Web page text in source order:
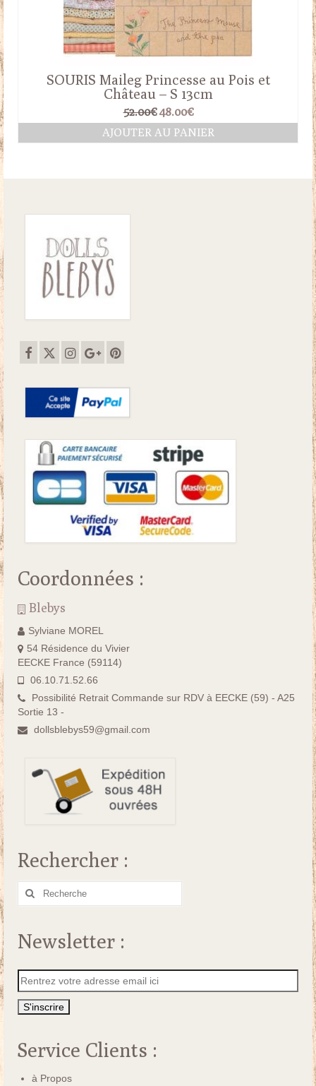
SOURIS Maileg Princesse au Pois et
Château – S 13cm
52.00€ Le
prix
initial
48.00€Le
prix
actuel
AJOUTER AU PANIER
Coordonnées :
Blebys
Sylviane MOREL
54 Résidence du Vivier
EECKE France (59114)
06.10.71.52.66
Possibilité Retrait Commande sur RDV à EECKE (59) - A25
Sortie 13 -
dollsblebys59@gmail.com
Rechercher :
Rechercher
Newsletter :
Service Clients :
à Propos